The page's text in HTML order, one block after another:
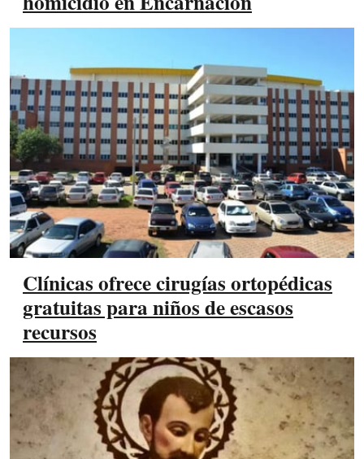
Clínicas ofrece cirugías ortopédicas
gratuitas para niños de escasos
recursos